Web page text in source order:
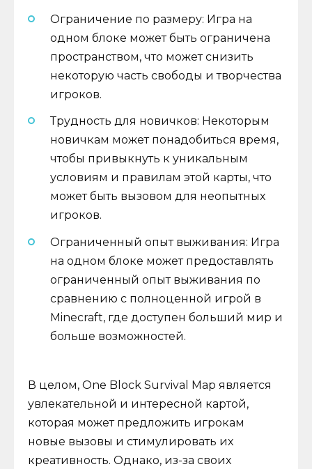
Ограничение по размеру: Игра на
одном блоке может быть ограничена
пространством, что может снизить
некоторую часть свободы и творчества
игроков.
Трудность для новичков: Некоторым
новичкам может понадобиться время,
чтобы привыкнуть к уникальным
условиям и правилам этой карты, что
может быть вызовом для неопытных
игроков.
Ограниченный опыт выживания: Игра
на одном блоке может предоставлять
ограниченный опыт выживания по
сравнению с полноценной игрой в
Minecraft, где доступен больший мир и
больше возможностей.
В целом, One Block Survival Map является
увлекательной и интересной картой,
которая может предложить игрокам
новые вызовы и стимулировать их
креативность. Однако, из-за своих